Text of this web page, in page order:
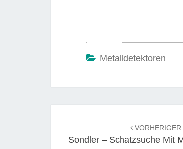
Metalldetektoren
VORHERIGER
Sondler – Schatzsuche Mit